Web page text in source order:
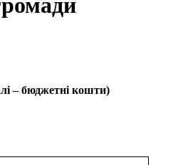
– бюджетні кошти)